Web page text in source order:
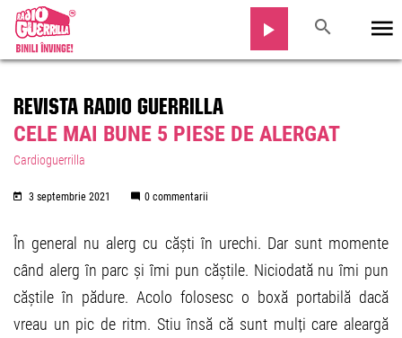
REVISTA RADIO GUERRILLA
CELE MAI BUNE 5 PIESE DE ALERGAT
Cardioguerrilla
3 septembrie 2021 0 commentarii
În general nu alerg cu căști în urechi. Dar sunt momente
când alerg în parc și îmi pun căștile. Niciodată nu îmi pun
căștile în pădure. Acolo folosesc o boxă portabilă dacă
vreau un pic de ritm. Stiu însă că sunt mulți care aleargă